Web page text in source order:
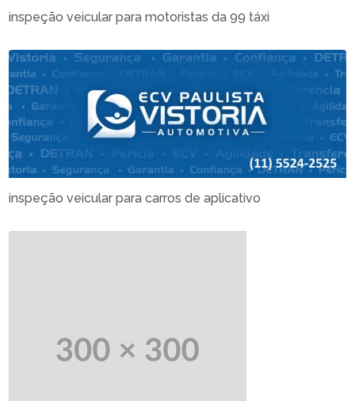
inspeção veicular para motoristas da 99 táxi
inspeção veicular para carros de aplicativo